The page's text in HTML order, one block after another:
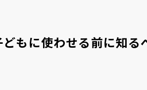
もに使わせる前に知る